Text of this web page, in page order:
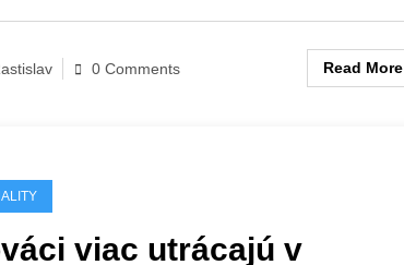
0 Comments Read More
viac utrácajú v